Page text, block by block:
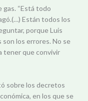
gas. “Está todo
Están todos los
porque Luis
son los errores. No se
tener que convivir
sobre los decretos
en los que se